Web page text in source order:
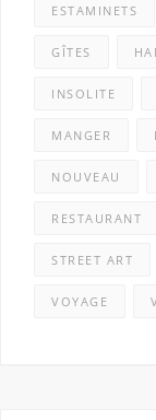
ESTAMINETS
GÎTES
INSOLITE
MANGER
NOUVEAU
RESTAURANT
STREET ART
VOYAGE